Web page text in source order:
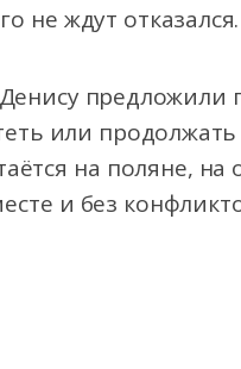
не ждут
предложили
или
на поляне, на
и без